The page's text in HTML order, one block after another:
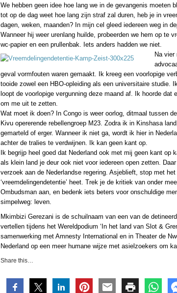
We hebben geen idee hoe lang we in de gevangenis moeten
tot op de dag weet hoe lang zijn straf zal duren, heb je in
dagen, weken, maanden? In mijn cel gleed iedereen weg in
Wanneer hij weer urenlang huilde, probeerden we hem op te
wc-papier en een prullenbak. Iets anders hadden we niet.
Na vier
geval vormfouten waren gemaakt. Ik kreeg een voorlopige
tooide zowel een HBO-opleiding als een universitaire studie.
loopt de voorlopige vergunning deze maand af. Ik hoorde dat
om me uit te zetten.
Wat moet ik doen? In Congo is weer oorlog, ditmaal tussen
Kivu opererende rebellengroep M23. Zodra ik in Kinshasa
gemarteld of erger. Wanneer ik niet ga, wordt ik hier in
achter de tralies te verdwijnen. Ik kan geen kant op.
Ik begrijp heel goed dat Nederland ook met mij geen kant
als klein land je deur ook niet voor iedereen open zetten.
verzoek aan de Nederlandse regering. Asjeblieft, stop met
‘vreemdelingendetentie’ heet. Trek je de kritiek van onder
Ombudsman aan, en bedenk iets beters voor onschuldige
simpelweg: leven.
Mkimbizi Gerezani is de schuilnaam van een van de
vertellen tijdens het Wereldpodium ‘In het land van Slot &
samenwerking met Amnesty International en in Theater de
Nederland op een meer humane wijze met asielzoekers om
Share this…